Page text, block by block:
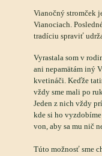
Vianočný stromček
Vianociach.
tradíciu spraviť
Vyrastala som v
ani nepamätám iný
kvetináči. Keďže
vždy sme mali po
Jeden z nich vždy
kde si ho
von, aby sa mu nič
Túto možnosť sme